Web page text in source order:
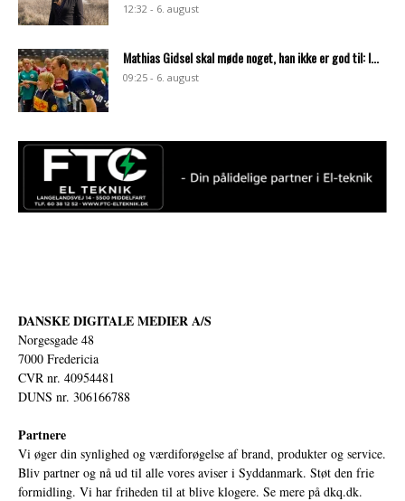
12:32 - 6. august
Mathias Gidsel skal møde noget, han ikke er god til: I...
09:25 - 6. august
DANSKE DIGITALE MEDIER A/S
Norgesgade 48
7000 Fredericia
CVR nr. 40954481
DUNS nr. 306166788
Partnere
Vi øger din synlighed og værdiforøgelse af brand, produkter og service.
Bliv partner og nå ud til alle vores aviser i Syddanmark. Støt den frie
formidling. Vi har friheden til at blive klogere. Se mere på dkq.dk.